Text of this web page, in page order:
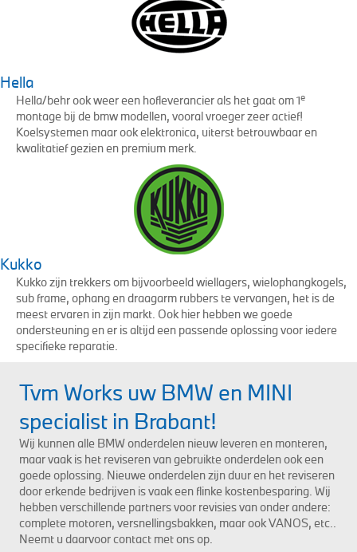
Hella
Hella/behr ook weer een hofleverancier als het gaat om 1e
montage bij de bmw modellen, vooral vroeger zeer actief!
Koelsystemen maar ook elektronica, uiterst betrouwbaar en
kwalitatief gezien en premium merk.
Kukko
Kukko zijn trekkers om bijvoorbeeld wiellagers, wielophangkogels,
sub frame, ophang en draagarm rubbers te vervangen, het is de
meest ervaren in zijn markt. Ook hier hebben we goede
ondersteuning en er is altijd een passende oplossing voor iedere
specifieke reparatie.
Tvm Works uw BMW en MINI
specialist in Brabant!
Wij kunnen alle BMW onderdelen nieuw leveren en monteren,
maar vaak is het reviseren van gebruikte onderdelen ook een
goede oplossing. Nieuwe onderdelen zijn duur en het reviseren
door erkende bedrijven is vaak een flinke kostenbesparing. Wij
hebben verschillende partners voor revisies van onder andere:
complete motoren, versnellingsbakken, maar ook VANOS, etc..
Neemt u daarvoor contact met ons op.